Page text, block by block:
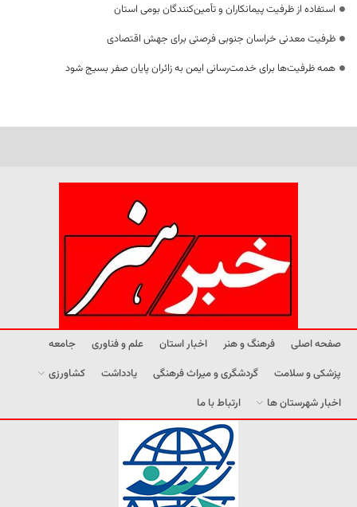
استفاده از ظرفیت پیمانکاران و تأمین‌کنندگان بومی استان
ظرفیت معدنی خراسان جنوبی فرصتی برای جهش اقتصادی
همه ظرفیت‌ها برای خدمت‌رسانی ایمن به زائران پایان صفر بسیج شود
صفحه اصلی فرهنگ و هنر اخبار استان علم و فناوری
جامعه
پزشکی و سلامت
گردشگری و میراث فرهنگی یادداشت
کشاورزی
اخبار شهرستان ها
ارتباط با ما